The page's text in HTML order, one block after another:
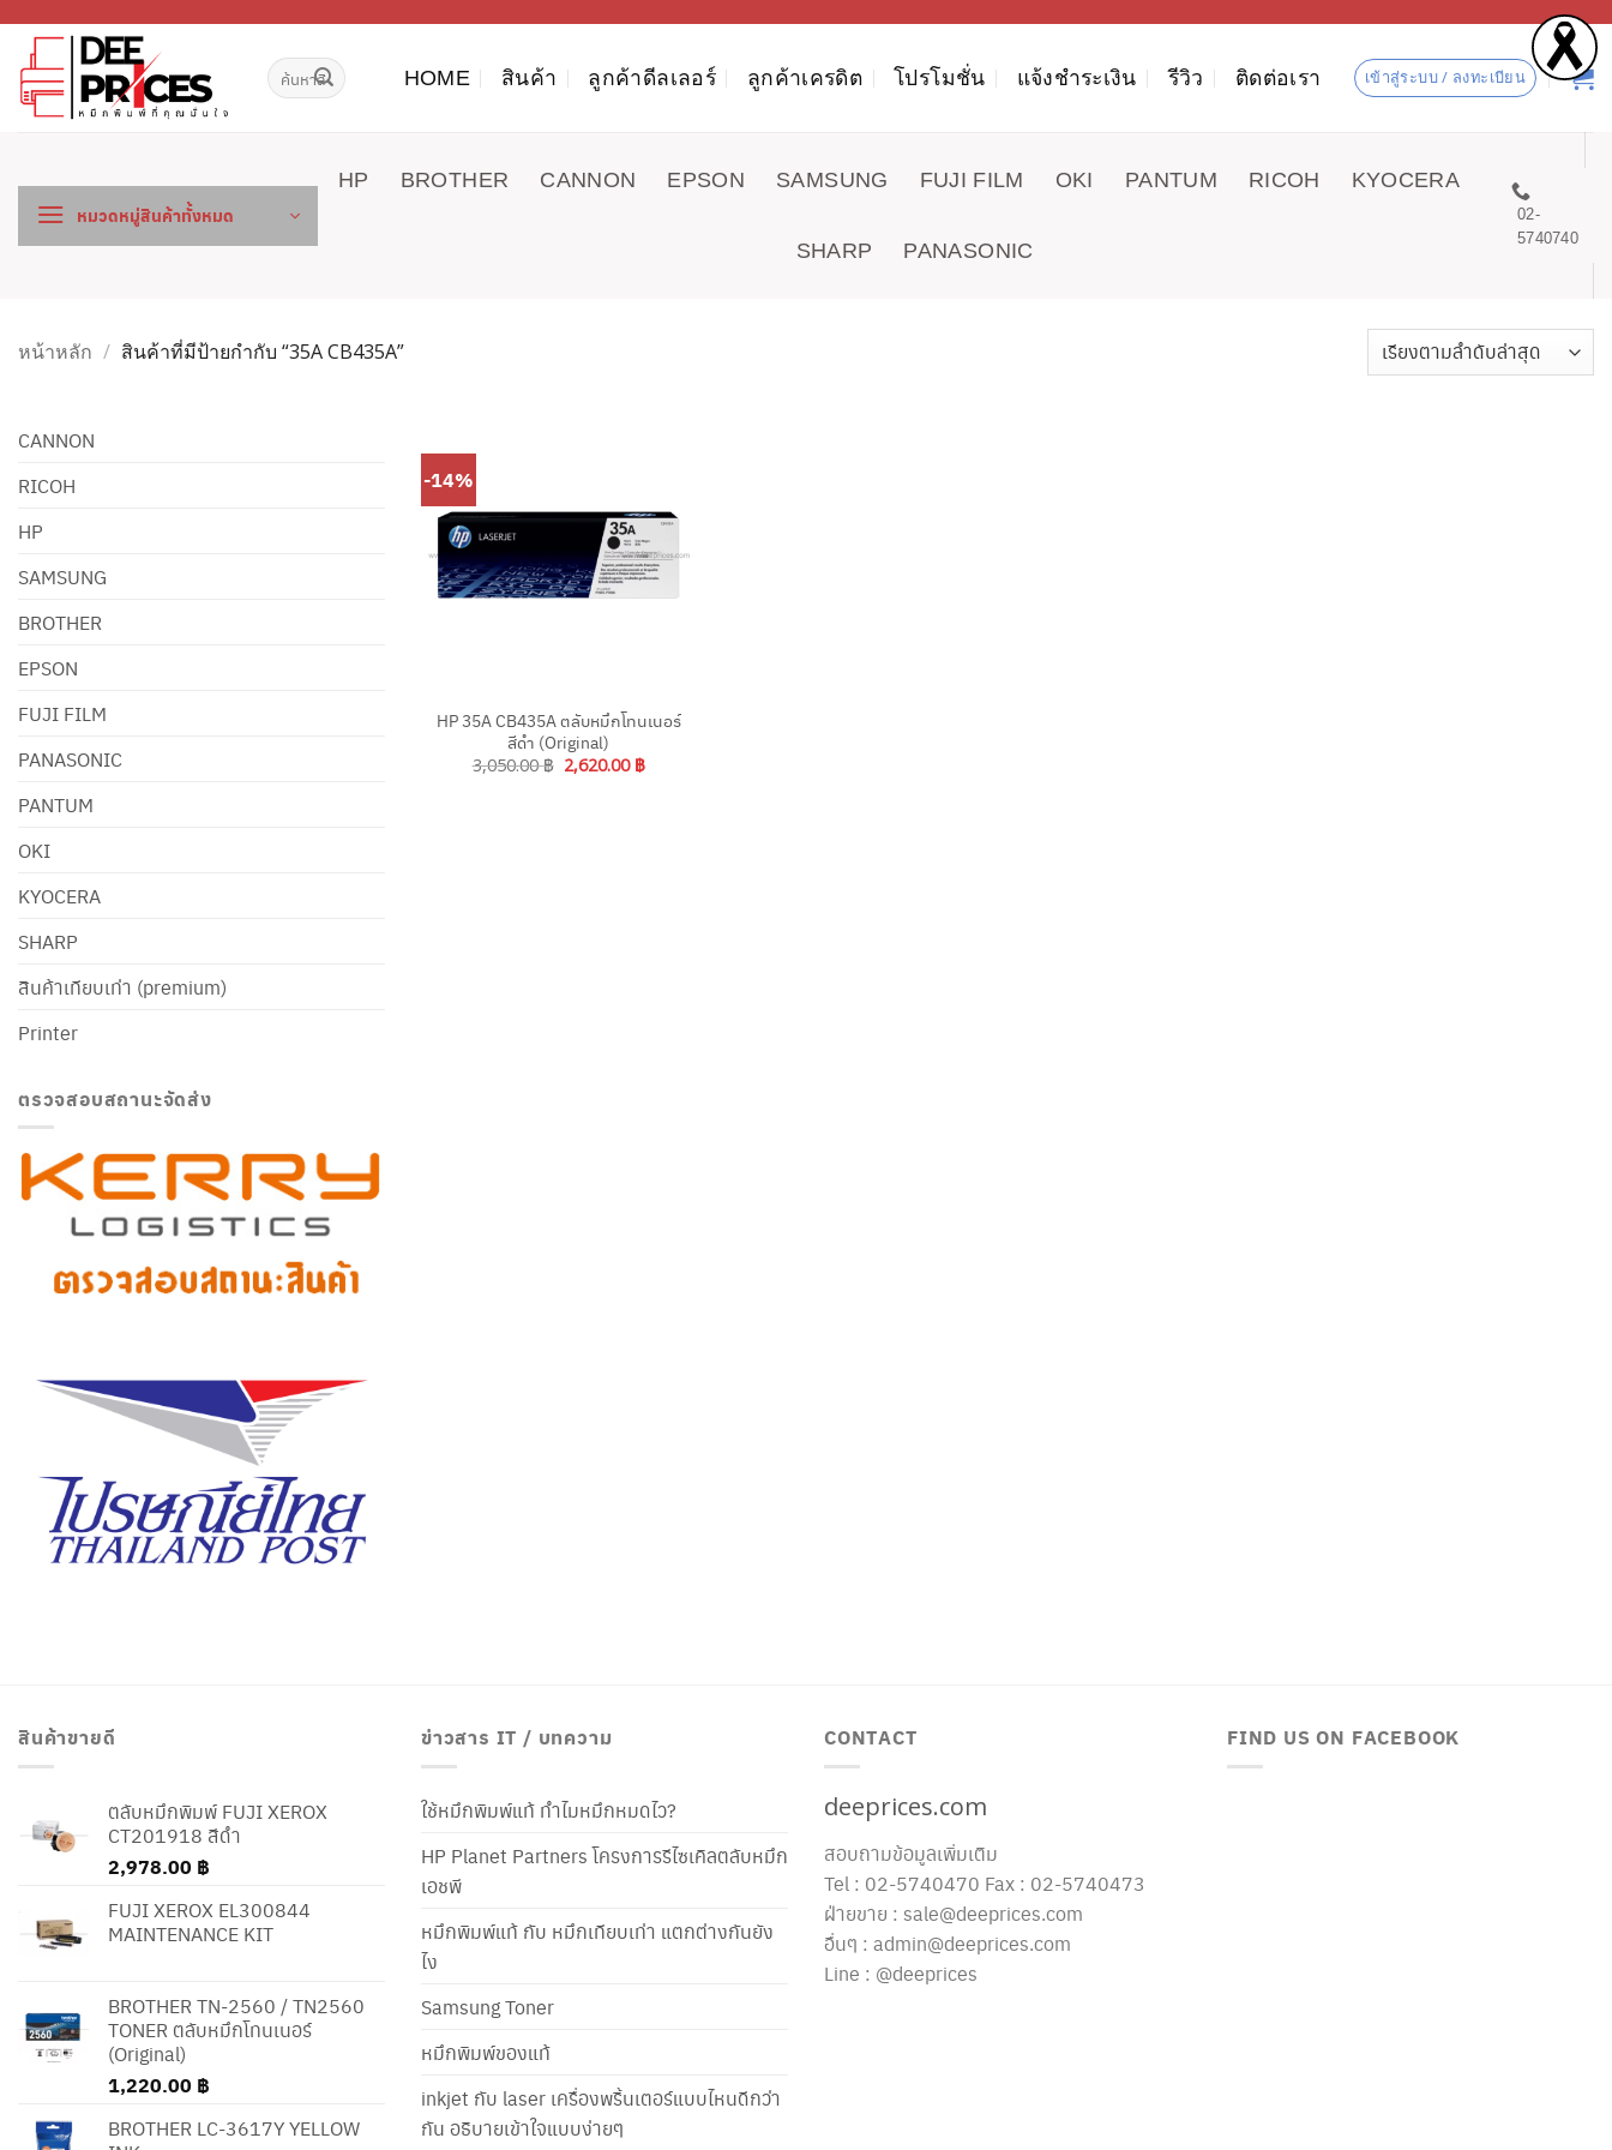
เนื้อหา
ค้นหา: HOME สินค้า ลูกค้าดีลเลอร์ ลูกค้าเครดิต โปรโมชั่น แจ้งชำระเงิน รีวิว ติดต่อเรา เข้าสู่ระบบ / ลงทะเบียน
หมวดหมู่สินค้าทั้งหมด
HP BROTHER CANNON EPSON SAMSUNG FUJI FILM OKI PANTUM RICOH KYOCERA
SHARP PANASONIC
02-
5740740
หน้าหลัก / สินค้าที่มีป้ายกำกับ “35A CB435A”
CANNON
RICOH
HP
SAMSUNG
BROTHER
EPSON
FUJI FILM
PANASONIC
PANTUM
OKI
KYOCERA
SHARP
สินค้าเทียบเท่า (premium)
Printer
ตรวจสอบสถานะจัดส่ง
-14%
HP 35A CB435A ตลับหมึกโทนเนอร์
สีดำ (Original)
3,050.00฿ Original
price
2,620.00 ฿Current
สินค้าขายดี
ตลับหมึกพิมพ์ FUJI XEROX
CT201918 สีดำ
2,978.00 ฿
FUJI XEROX EL300844
MAINTENANCE KIT
BROTHER TN-2560 / TN2560
TONER ตลับหมึกโทนเนอร์
(Original)
1,220.00 ฿
BROTHER LC-3617Y YELLOW
ข่าวสาร IT / บทความ
ใช้หมึกพิมพ์แท้ ทำไมหมึกหมดไว?
HP Planet Partners โครงการรีไซเคิลตลับหมึก
เอชพี
หมึกพิมพ์แท้ กับ หมึกเทียบเท่า แตกต่างกันยัง
ไง
Samsung Toner
หมึกพิมพ์ของแท้
inkjet กับ laser เครื่องพริ้นเตอร์แบบไหนดีกว่า
กัน อธิบายเข้าใจแบบง่ายๆ
CONTACT
deeprices.com
สอบถามข้อมูลเพิ่มเติม
Tel : 02-5740470 Fax : 02-5740473
ฝ่ายขาย : sale@deeprices.com
อื่นๆ : admin@deeprices.com
Line : @deeprices
FIND US ON FACEBOOK